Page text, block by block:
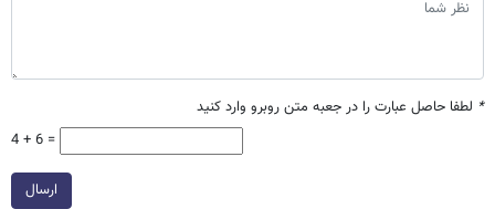
* لطفا حاصل عبارت را در جعبه متن روبرو وارد کنید
4 + 6 =
ارسال